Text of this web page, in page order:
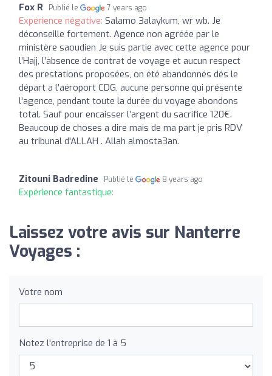
Fox R Publié le 7 years ago
Expérience négative: Salamo 3alaykum, wr wb. Je
déconseille fortement. Agence non agréée par le
ministère saoudien Je suis partie avec cette agence pour
l’Hajj, l’absence de contrat de voyage et aucun respect
des prestations proposées, on été abandonnés dés le
départ a l’aéroport CDG, aucune personne qui présente
l’agence, pendant toute la durée du voyage abondons
total. Sauf pour encaisser l’argent du sacrifice 120€.
Beaucoup de choses a dire mais de ma part je pris RDV
au tribunal d'ALLAH . Allah almosta3an.
Zitouni Badredine Publié le 8 years ago
Expérience fantastique:
Laissez votre avis sur Nanterre
Voyages :
Votre nom
Notez l'entreprise de 1 à 5